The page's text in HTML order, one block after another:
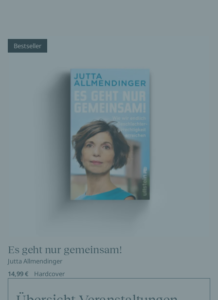
Bestseller
Es geht nur gemeinsam!
Jutta Allmendinger
14,99 €
Hardcover